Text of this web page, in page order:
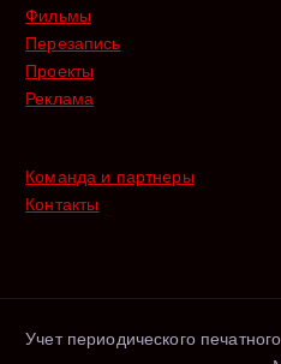
Фильмы
Перезапись
Проекты
Реклама
Команда и партнеры
Контакты
Учет периодического